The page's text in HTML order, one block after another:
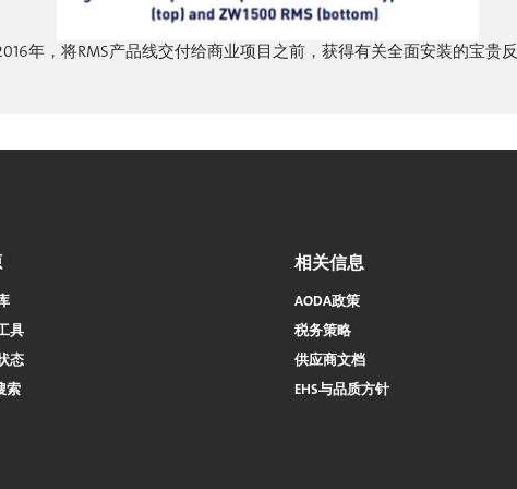
年，将RMS产品线交付给商业项目之前，获得有关全面安装的宝贵
具
态
索
相关信息
AODA政策
税务策略
供应商文档
EHS与品质方针